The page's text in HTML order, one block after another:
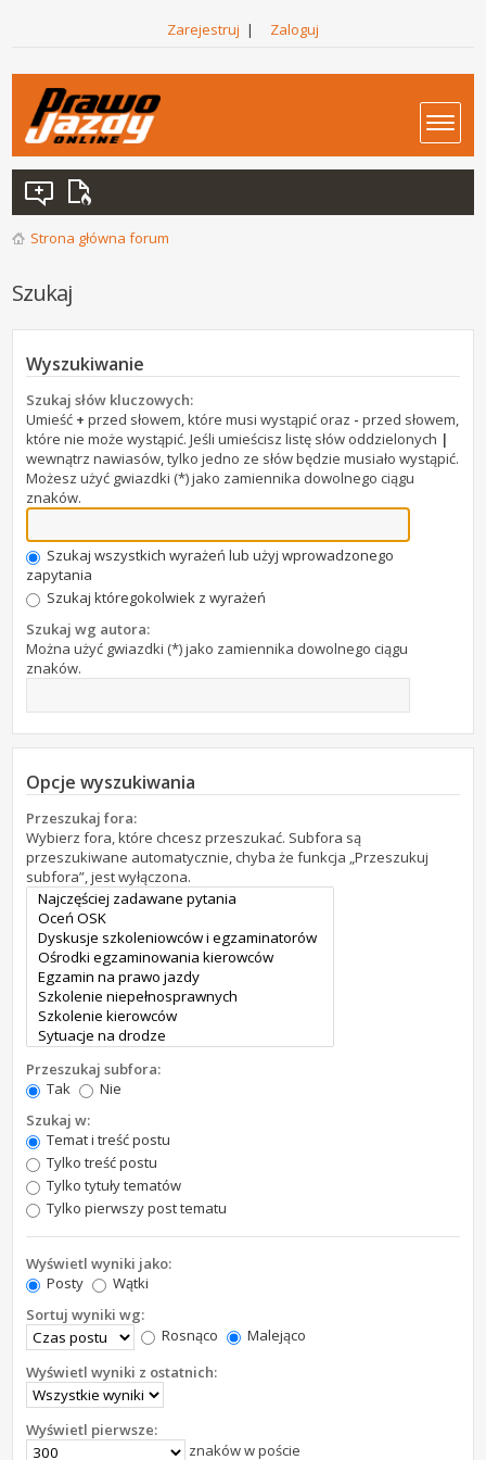
Zarejestruj | Zaloguj
Strona główna forum
Szukaj
Wyszukiwanie
Szukaj słów kluczowych:
Umieść + przed słowem, które musi wystąpić oraz - przed słowem,
które nie może wystąpić. Jeśli umieścisz listę słów oddzielonych |
wewnątrz nawiasów, tylko jedno ze słów będzie musiało wystąpić.
Możesz użyć gwiazdki (*) jako zamiennika dowolnego ciągu
znaków.
Szukaj wszystkich wyrażeń lub użyj wprowadzonego
zapytania
Szukaj któregokolwiek z wyrażeń
Szukaj wg autora:
Można użyć gwiazdki (*) jako zamiennika dowolnego ciągu
znaków.
Opcje wyszukiwania
Przeszukaj fora:
Wybierz fora, które chcesz przeszukać. Subfora są
przeszukiwane automatycznie, chyba że funkcja „Przeszukuj
subfora”, jest wyłączona.
Przeszukaj subfora:
Tak
Nie
Szukaj w:
Temat i treść postu
Tylko treść postu
Tylko tytuły tematów
Tylko pierwszy post tematu
Wyświetl wyniki jako:
Posty
Wątki
Sortuj wyniki wg:
Rosnąco
Malejąco
Wyświetl wyniki z ostatnich:
Wyświetl pierwsze:
znaków w poście